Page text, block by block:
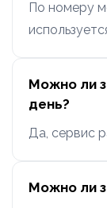
По номеру
Можно ли
день?
Да, сервис
Можно ли